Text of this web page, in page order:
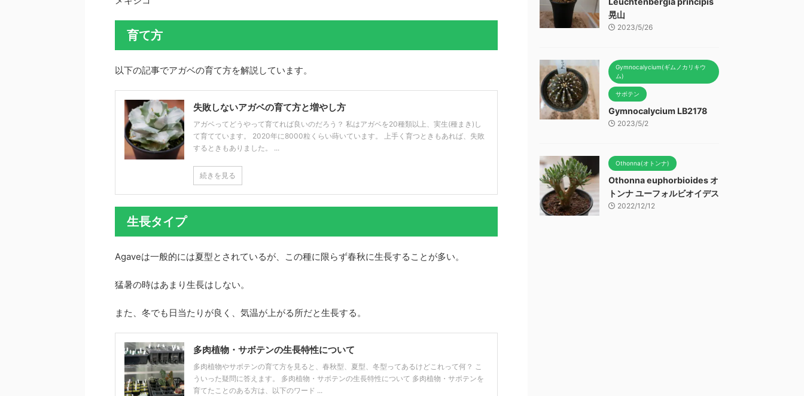
育て方
以下の記事でアガベの育て方を解説しています。
失敗しないアガベの育て方と増やし方
アガベってどうやって育てれば良いのだろう？ 私はアガベを20種類以上、実生(種まき)し
て育てています。 2020年に8000粒くらい蒔いています。 上手く育つときもあれば、失敗
するときもありました。 ...
続きを見る
生長タイプ
Agaveは一般的には夏型とされているが、この種に限らず春秋に生長することが多い。
猛暑の時はあまり生長はしない。
また、冬でも日当たりが良く、気温が上がる所だと生長する。
多肉植物・サボテンの生長特性について
多肉植物やサボテンの育て方を見ると、春秋型、夏型、冬型ってあるけどこれって何？ こ
ういった疑問に答えます。 多肉植物・サボテンの生長特性について 多肉植物・サボテンを
育てたことのある方は、以下のワード ...
晃山
2023/5/26
Gymnocalycium(ギムノカリキウ
ム)
サボテン
Gymnocalycium LB2178
2023/5/2
Othonna(オトンナ)
Othonna euphorbioides オ
トンナ ユーフォルビオイデス
2022/12/12